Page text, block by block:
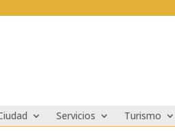
Servicios Turismo